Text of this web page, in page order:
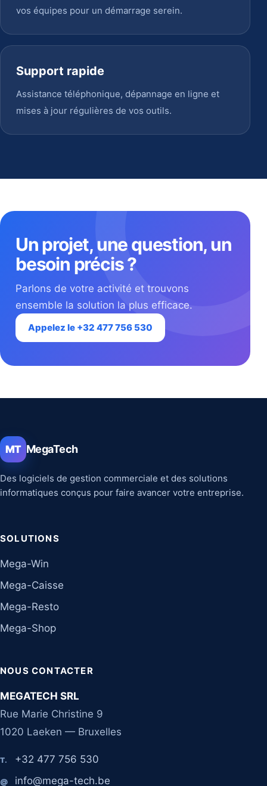
vos équipes pour un démarrage serein.
Support rapide
Assistance téléphonique, dépannage en ligne et
mises à jour régulières de vos outils.
Un projet, une question, un
besoin précis ?
Parlons de votre activité et trouvons
ensemble la solution la plus efficace.
Appelez le +32 477 756 530
MT MegaTech
Des logiciels de gestion commerciale et des solutions
informatiques conçus pour faire avancer votre entreprise.
SOLUTIONS
Mega-Win
Mega-Caisse
Mega-Resto
Mega-Shop
NOUS CONTACTER
MEGATECH SRL
Rue Marie Christine 9
1020 Laeken — Bruxelles
T. +32 477 756 530
@ info@mega-tech.be